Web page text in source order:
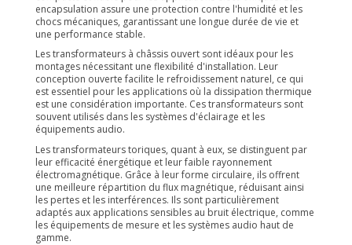
encapsulation assure une protection contre l'humidité et les
chocs mécaniques, garantissant une longue durée de vie et
une performance stable.
Les transformateurs à châssis ouvert sont idéaux pour les
montages nécessitant une flexibilité d'installation. Leur
conception ouverte facilite le refroidissement naturel, ce qui
est essentiel pour les applications où la dissipation thermique
est une considération importante. Ces transformateurs sont
souvent utilisés dans les systèmes d'éclairage et les
équipements audio.
Les transformateurs toriques, quant à eux, se distinguent par
leur efficacité énergétique et leur faible rayonnement
électromagnétique. Grâce à leur forme circulaire, ils offrent
une meilleure répartition du flux magnétique, réduisant ainsi
les pertes et les interférences. Ils sont particulièrement
adaptés aux applications sensibles au bruit électrique, comme
les équipements de mesure et les systèmes audio haut de
gamme.